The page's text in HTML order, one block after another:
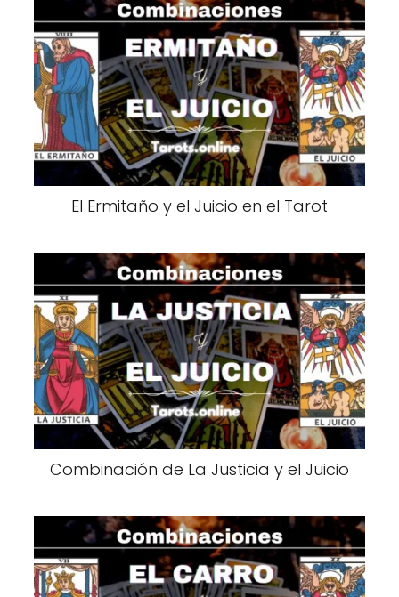
El Ermitaño y el Juicio en el Tarot
Combinación de La Justicia y el Juicio